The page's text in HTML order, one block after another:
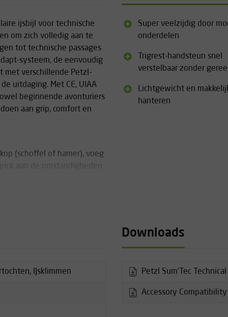
ijsbijl voor technische
om zich volledig aan te
tot technische passages
systeem, de eenvoudig
met verschillende Petzl-
uitdaging. Met CE, UIAA
beginnende avonturiers
aan grip, comfort en
(schoffel of hamer), voeg
aan de omstandigheden
Super veelzijdig door
onderdelen
Trigrest-handsteun snel
verstelbaar zonder
Lichtgewicht en
hanteren
IJsklimmen
Downloads
Petzl Sum'Tec
Accessory Compatibility